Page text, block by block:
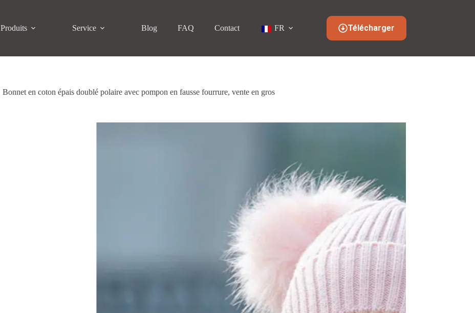
Produits Service Blog FAQ Contact FR Télécharger
Bonnet en coton épais doublé polaire avec pompon en fausse fourrure, vente en gros